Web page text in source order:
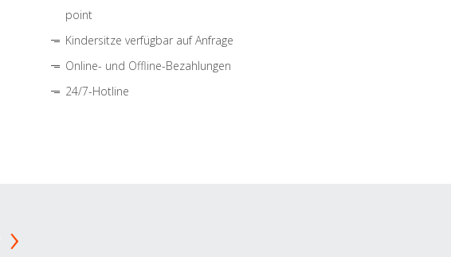
point
Kindersitze verfügbar auf Anfrage
Online- und Offline-Bezahlungen
24/7-Hotline